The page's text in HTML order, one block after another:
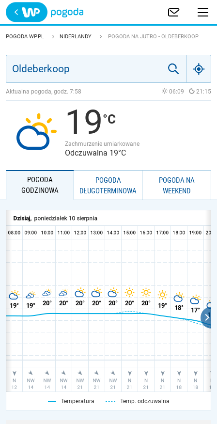
Trwa ładowanie
POLSKA
POGODA WP.PL NIDERLANDY POGODA NA JUTRO - OLDEBERKOOP
Aktualna pogoda, godz. 7:58 06:09 21:15
19
Zachmurzenie umiarkowane
Odczuwalna 19°C
POGODA
GODZINOWA
POGODA
DŁUGOTERMINOWA
POGODA NA
WEEKEND
Temperatura Temp. odczuwalna